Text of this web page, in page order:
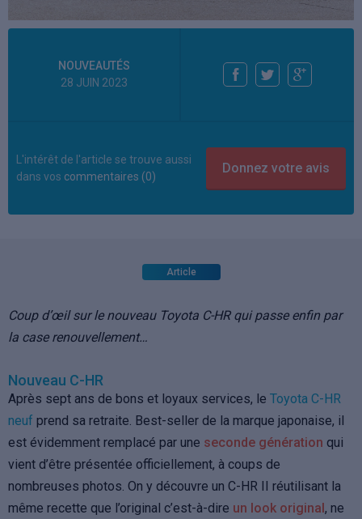
NOUVEAUTÉS
28 JUIN 2023
L'intérêt de l'article se trouve aussi
dans vos commentaires (0)
Article
Coup d’œil sur le nouveau Toyota C-HR qui passe enfin par
la case renouvellement…
Nouveau C-HR
Après sept ans de bons et loyaux services, le Toyota C-HR
neuf prend sa retraite. Best-seller de la marque japonaise, il
est évidemment remplacé par une seconde génération qui
vient d’être présentée officiellement, à coups de
nombreuses photos. On y découvre un C-HR II réutilisant la
même recette que l’original c’est-à-dire un look original, ne